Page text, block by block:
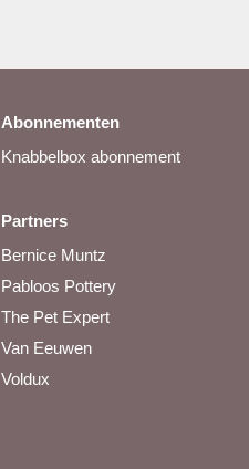
Abonnementen
Knabbelbox abonnement
Partners
Bernice Muntz
Pabloos Pottery
The Pet Expert
Van Eeuwen
Voldux